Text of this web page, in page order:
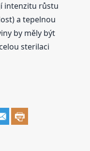
intenzitu růstu
a tepelnou
by měly být
sterilaci